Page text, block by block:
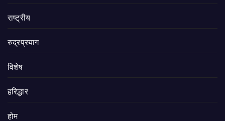
राष्ट्रीय
रुद्रप्रयाग
विशेष
हरिद्धार
होम